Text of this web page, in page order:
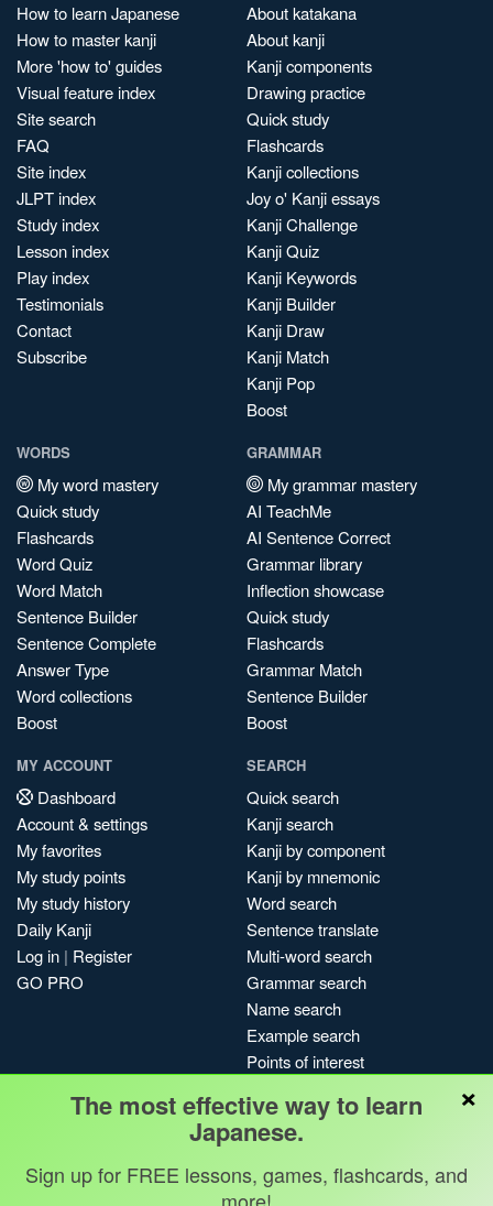
How to learn Japanese
How to master kanji
More 'how to' guides
Visual feature index
Site search
FAQ
Site index
JLPT index
Study index
Lesson index
Play index
Testimonials
Contact
Subscribe
About katakana
About kanji
Kanji components
Drawing practice
Quick study
Flashcards
Kanji collections
Joy o' Kanji essays
Kanji Challenge
Kanji Quiz
Kanji Keywords
Kanji Builder
Kanji Draw
Kanji Match
Kanji Pop
Boost
WORDS
My word mastery
Quick study
Flashcards
Word Quiz
Word Match
Sentence Builder
Sentence Complete
Answer Type
Word collections
Boost
GRAMMAR
My grammar mastery
AI TeachMe
AI Sentence Correct
Grammar library
Inflection showcase
Quick study
Flashcards
Grammar Match
Sentence Builder
Boost
MY ACCOUNT
Dashboard
Account & settings
My favorites
My study points
My study history
Daily Kanji
Log in | Register
GO PRO
SEARCH
Quick search
Kanji search
Kanji by component
Kanji by mnemonic
Word search
Sentence translate
Multi-word search
Grammar search
Name search
Example search
Points of interest
My search history
Search index
Blog
×
The most effective way to learn
Japanese.
Sign up for FREE lessons, games, flashcards, and